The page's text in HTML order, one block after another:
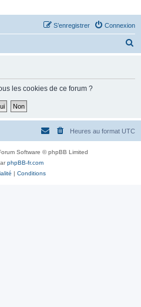
Connexion
S’enregistrer
h
les cookies de ce forum ?
Heures au format UTC
Software © phpBB Limited
phpBB-fr.com
| Conditions